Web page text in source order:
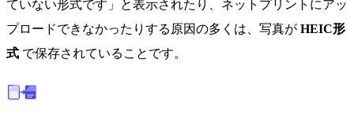
ていない形式です」と表示されたり、ネットプリントにアッ
プロードできなかったりする原因の多くは、写真が HEIC形
式 で保存されていることです。